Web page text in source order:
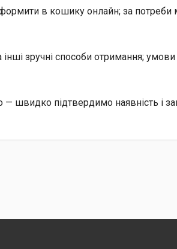
в кошику онлайн; за
зручні способи отримання;
швидко підтвердимо наявність і